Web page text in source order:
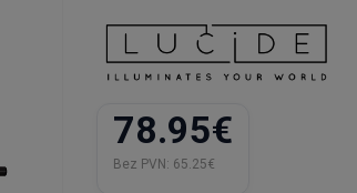
78.95€
Bez PVN: 65.25€